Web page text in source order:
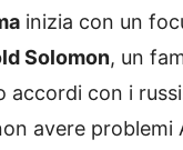
inizia con un
Solomon, un
con i
avere